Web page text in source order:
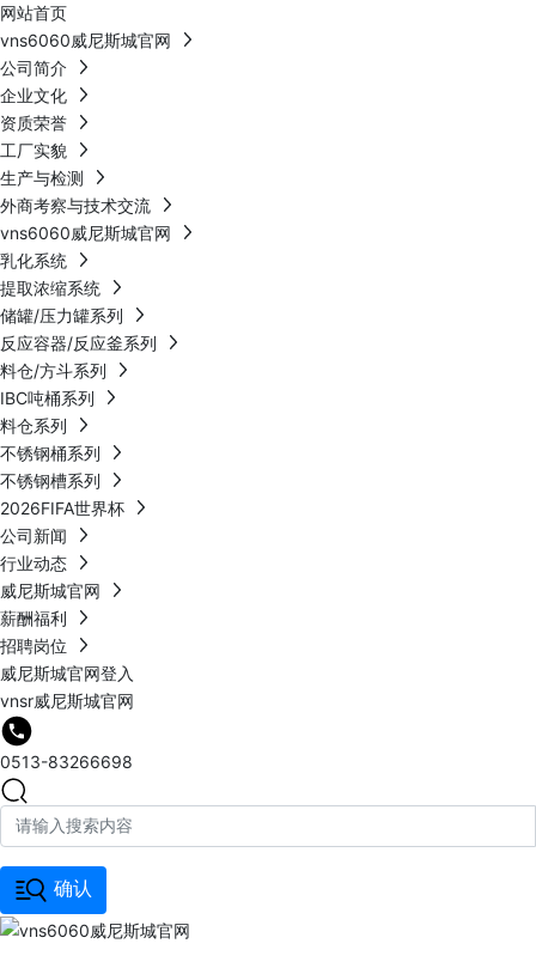
网站首页
vns6060威尼斯城官网
公司简介
企业文化
资质荣誉
工厂实貌
生产与检测
外商考察与技术交流
vns6060威尼斯城官网
乳化系统
提取浓缩系统
储罐/压力罐系列
反应容器/反应釜系列
料仓/方斗系列
IBC吨桶系列
料仓系列
不锈钢桶系列
不锈钢槽系列
2026FIFA世界杯
公司新闻
行业动态
威尼斯城官网
薪酬福利
招聘岗位
威尼斯城官网登入
vnsr威尼斯城官网
0513-83266698
确认